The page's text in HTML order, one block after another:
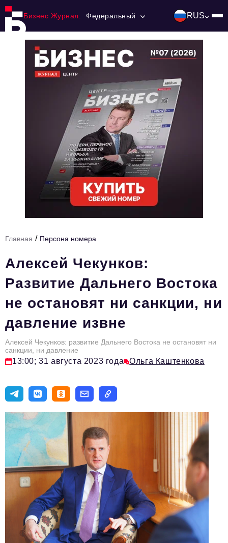
Бизнес Журнал: Федеральный RUS
Ниши и рынки
Технологии и тренды
Тема номера
HR
Персона номера
Юридический практикум
Стиль жизни
Туризм
Импортозамещение
Эксперты
Авторские материалы
Видео
Телефон редакции: +7 495 727-01-67
Электронные почты редакции:
Информационный отдел
info@business-magazine.online
Отдел рекламы
reklama@business-magazine.online
Главная / Персона номера
Алексей Чекунков:
Развитие Дальнего Востока
не остановят ни санкции, ни
давление извне
Алексей Чекунков: развитие Дальнего Востока не остановят ни
санкции, ни давление
13:00; 31 августа 2023 года Ольга Каштенкова